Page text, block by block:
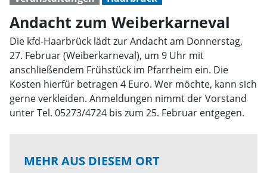
Andacht zum Weiberkarneval
Die kfd-Haarbrück lädt zur Andacht am Donnerstag,
27. Februar (Weiberkarneval), um 9 Uhr mit
anschließendem Frühstück im Pfarrheim ein. Die
Kosten hierfür betragen 4 Euro. Wer möchte, kann sich
gerne verkleiden. Anmeldungen nimmt der Vorstand
unter Tel. 05273/4724 bis zum 25. Februar entgegen.
MEHR AUS DIESEM ORT